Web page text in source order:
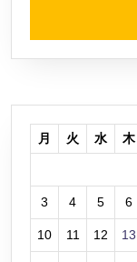
月 火 水 木
3 4 5 6
10 11 12 13